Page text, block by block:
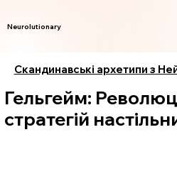
Neurolutionary
Скандинавські архетипи з
Гельгейм:
стратегій